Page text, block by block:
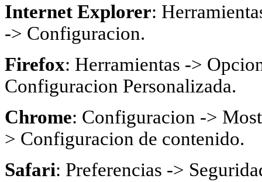
Internet Explorer:
-> Configuracion.
Firefox: Herramientas ->
Configuracion Personalizada.
Chrome: Configuracion ->
> Configuracion de contenido.
Safari: Preferencias ->